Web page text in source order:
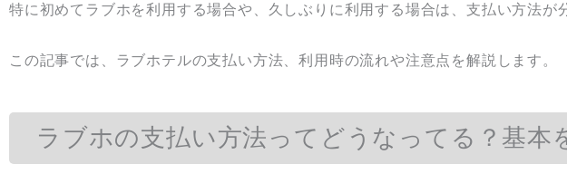
特に初めてラブホを利用する場合や、久しぶりに利用する場合は、支払い方法
この記事では、ラブホテルの支払い方法、利用時の流れや注意点を解説します。
ラブホの支払い方法ってどうなってる？基本